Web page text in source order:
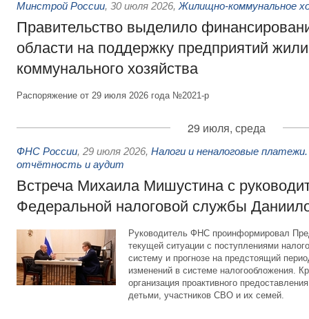
Минстрой России, 30 июля 2026, Жилищно-коммунальное
Правительство выделило
области на поддержку предприятий
коммунального хозяйства
Распоряжение от 29 июля 2026 года №2021-р
29 июля, среда
ФНС России, 29 июля 2026, Налоги и неналоговые
отчётность и аудит
Встреча Михаила Мишустина с
Федеральной налоговой службы
Руководитель ФНС проинформировал
текущей ситуации с поступлениями
систему и прогнозе на предстоящий
изменений в системе налогообложения.
организация проактивного
детьми, участников СВО и их семей.